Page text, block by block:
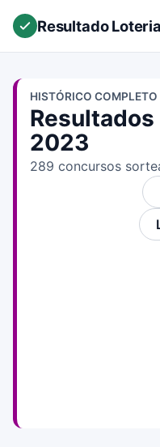
Resultado
HISTÓRICO COMPLETO
2023
289 concursos